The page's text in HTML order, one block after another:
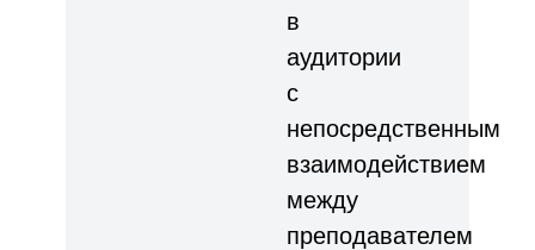
в
аудитории
с
непосредственным
взаимодействием
между
преподавателем